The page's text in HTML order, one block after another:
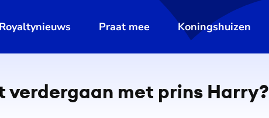
Royaltynieuws Praat mee Koningshuizen
verdergaan met prins Harry?